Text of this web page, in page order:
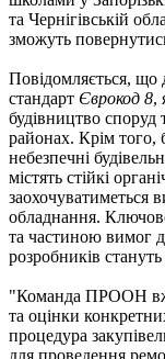
та Чернігівській
зможуть
Повідомляється, що
стандарт Єврокод 8,
будівництво споруд
районах. Крім того,
небезпечні
містять стійкі
заохочуватиметься
обладнання.
та частиною вимог
розробників стануть
"Команда ПРООН вже
та оцінки
процедура
для проведення